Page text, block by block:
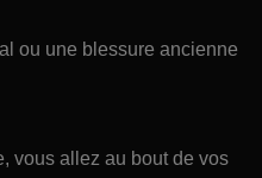
ou une blessure ancienne
vous allez au bout de vos